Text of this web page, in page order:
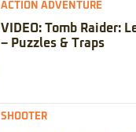
ACTION ADVENTURE
VIDEO: Tomb Raider:
– Puzzles & Traps
SHOOTER